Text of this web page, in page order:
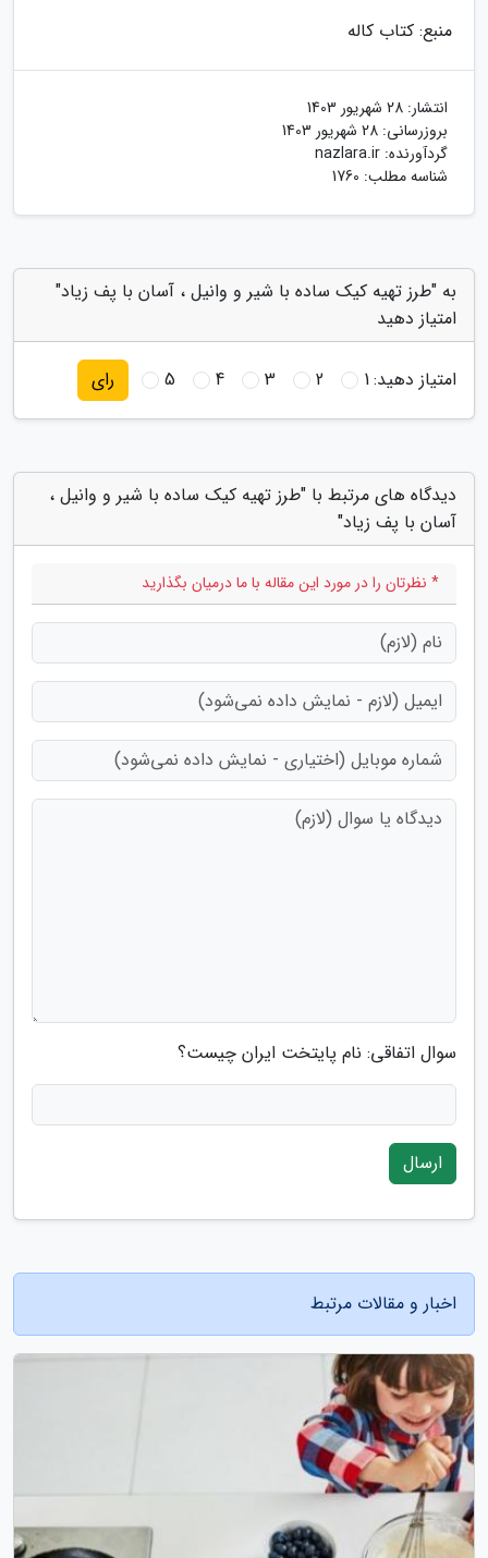
منبع: کتاب کاله
انتشار: 28 شهریور 1403
بروزرسانی: 28 شهریور 1403
گردآورنده: nazlara.ir
شناسه مطلب: 1760
به "طرز تهیه کیک ساده با شیر و وانیل ، آسان با پف زیاد"
امتیاز دهید
امتیاز دهید:1
2
3
4
5 رای
دیدگاه های مرتبط با "طرز تهیه کیک ساده با شیر و وانیل ،
آسان با پف زیاد"
* نظرتان را در مورد این مقاله با ما درمیان بگذارید
سوال اتفاقی: نام پایتخت ایران چیست؟
ارسال
اخبار و مقالات مرتبط